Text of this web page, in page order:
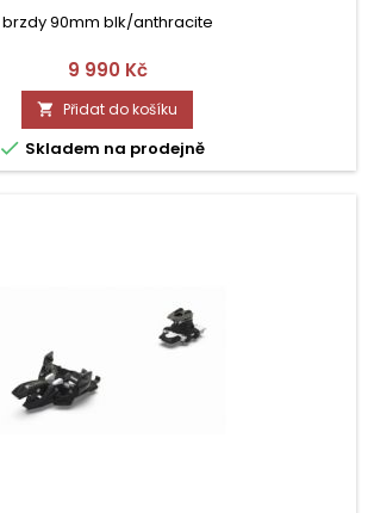
brzdy 90mm blk/anthracite
Cena
9 990 Kč
 Přidat do košíku
 Skladem na prodejně